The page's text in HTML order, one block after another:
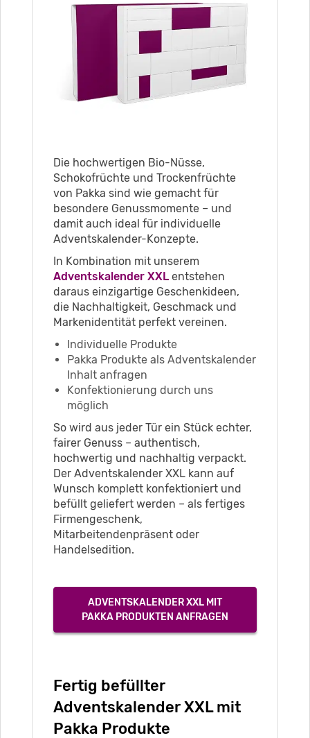
Die hochwertigen Bio-Nüsse,
Schokofrüchte und Trockenfrüchte
von Pakka sind wie gemacht für
besondere Genussmomente – und
damit auch ideal für individuelle
Adventskalender-Konzepte.
In Kombination mit unserem
Adventskalender XXL entstehen
daraus einzigartige Geschenkideen,
die Nachhaltigkeit, Geschmack und
Markenidentität perfekt vereinen.
Individuelle Produkte
Pakka Produkte als Adventskalender
Inhalt anfragen
Konfektionierung durch uns
möglich
So wird aus jeder Tür ein Stück echter,
fairer Genuss – authentisch,
hochwertig und nachhaltig verpackt.
Der Adventskalender XXL kann auf
Wunsch komplett konfektioniert und
befüllt geliefert werden – als fertiges
Firmengeschenk,
Mitarbeitendenpräsent oder
Handelsedition.
ADVENTSKALENDER XXL MIT
PAKKA PRODUKTEN ANFRAGEN
Fertig befüllter
Adventskalender XXL mit
Pakka Produkte